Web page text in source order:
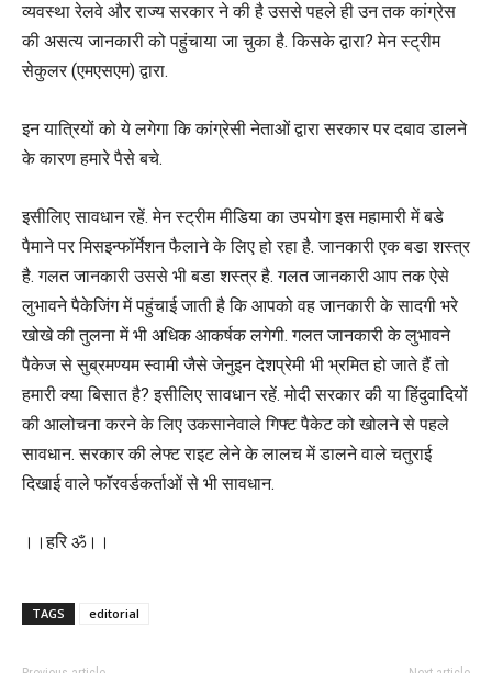
व्यवस्था रेलवे और राज्य सरकार ने की है उससे पहले ही उन तक कांग्रेस
की असत्य जानकारी को पहुंचाया जा चुका है. किसके द्वारा? मेन स्ट्रीम
सेकुलर (एमएसएम) द्वारा.
इन यात्रियों को ये लगेगा कि कांग्रेसी नेताओं द्वारा सरकार पर दबाव डालने
के कारण हमारे पैसे बचे.
इसीलिए सावधान रहें. मेन स्ट्रीम मीडिया का उपयोग इस महामारी में बडे
पैमाने पर मिसइन्फॉर्मेशन फैलाने के लिए हो रहा है. जानकारी एक बडा शस्त्र
है. गलत जानकारी उससे भी बडा शस्त्र है. गलत जानकारी आप तक ऐसे
लुभावने पैकेजिंग में पहुंचाई जाती है कि आपको वह जानकारी के सादगी भरे
खोखे की तुलना में भी अधिक आकर्षक लगेगी. गलत जानकारी के लुभावने
पैकेज से सुब्रमण्यम स्वामी जैसे जेनुइन देशप्रेमी भी भ्रमित हो जाते हैं तो
हमारी क्या बिसात है? इसीलिए सावधान रहें. मोदी सरकार की या हिंदुवादियों
की आलोचना करने के लिए उकसानेवाले गिफ्ट पैकेट को खोलने से पहले
सावधान. सरकार की लेफ्ट राइट लेने के लालच में डालने वाले चतुराई
दिखाई वाले फॉरवर्डकर्ताओं से भी सावधान.
।।हरि ॐ।।
TAGS editorial